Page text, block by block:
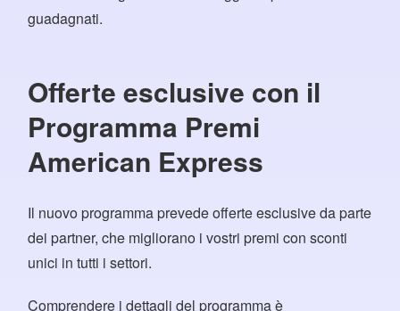
guadagnati.
Offerte esclusive con il
Programma Premi
American Express
Il nuovo programma prevede offerte esclusive da parte
dei partner, che migliorano i vostri premi con sconti
unici in tutti i settori.
Comprendere i dettagli del programma è